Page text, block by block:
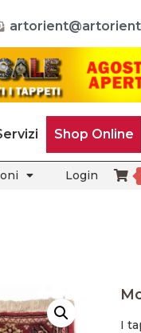
Shop Online
Login
I